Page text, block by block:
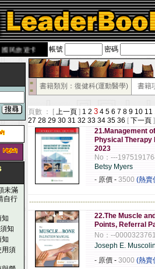
卡！！ 帳號 密碼
未滿
自行
知
知
知
用須
■
■
書籍類別：復健科(運動醫學) 書籍
頁數 ： [ 上一頁 ] 1 2 3 4 5 6 7 8 9 10 11
27 28 29 30 31 32 33 34 35 36 [ 下一頁 ]
21.Management
Physical Therapy
2023
No：---
Betsy Myers
- 原價 - 3500 (熱賣
22.The Muscle
Points, Referral
No：--
Joseph E.
- 原價 - 3000 (熱賣